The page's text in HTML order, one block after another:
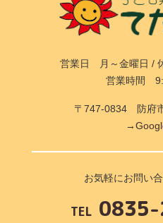
営業日 月～金曜日 /
営業時間
〒747-0834 防府
お気軽にお問い
TEL